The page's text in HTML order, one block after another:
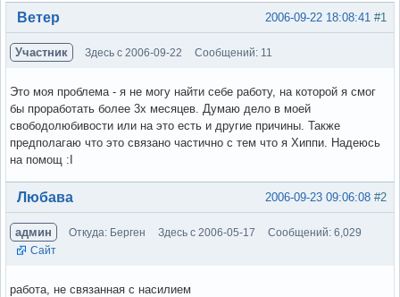
#1
2006-09-22 18:08:41
Ветер
Участник Здесь с 2006-09-22 Сообщений: 11
Это моя проблема - я не могу найти себе работу, на которой я смог
бы проработать более 3х месяцев. Думаю дело в моей
свободолюбивости или на это есть и другие причины. Также
предполагаю что это связано частично с тем что я Хиппи. Надеюсь
на помощ :I
Вне форума #2
2006-09-23 09:06:08
Любава
админ Откуда: Берген Здесь с 2006-05-17
Сообщений: 6,029
Сайт
работа, не связанная с насилием